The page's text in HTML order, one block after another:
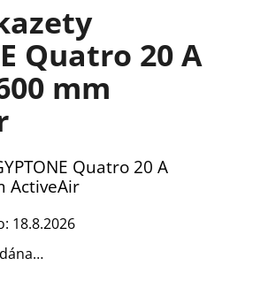
Quatro 20 A
mm
Quatro 20 A
ActiveAir
18.8.2026